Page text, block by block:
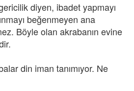
diyen, ibadet yapmayı
beğenmeyen ana
Böyle olan akrabanın evine
din iman tanımıyor. Ne